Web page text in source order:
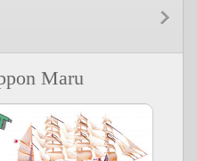
Maru